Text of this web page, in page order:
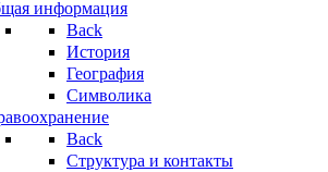
информация
Back
История
География
Символика
Back
Структура и контакты